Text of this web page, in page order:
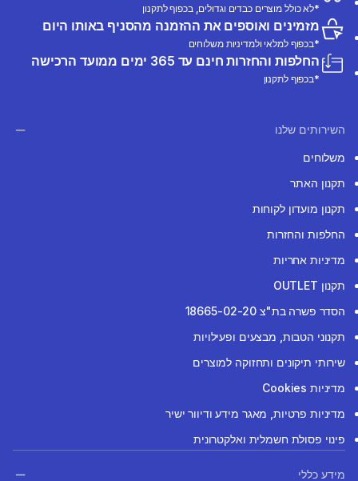
*לא כולל מוצרים כבדים וגדולים, בכפוף לתקנון
מזמינים ואוספים את ההזמנה מהסניף באותו היום
*בכפוף למלאי ולמדיניות משלוחים
החלפות והחזרות חינם עד 365 ימים ממועד הרכישה
*בכפוף לתקנון
השירותים שלנו
משלוחים
תקנון האתר
תקנון מועדון לקוחות
החלפות והחזרות
מדיניות אחריות
תקנון OUTLET
הסדר פשרה בת"צ 18665-02-20
תקנוני הטבות, מבצעים ופעילויות
שירותי תיקונים ותחזוקה למוצרים
מדיניות Cookies
מדיניות פרטיות, מאגר מידע ודיוור ישיר
פינוי פסולת חשמלית ואלקטרונית
מידע כללי